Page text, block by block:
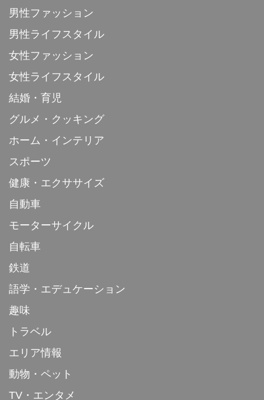
男性ファッション
男性ライフスタイル
女性ファッション
女性ライフスタイル
結婚・育児
グルメ・クッキング
ホーム・インテリア
スポーツ
健康・エクササイズ
自動車
モーターサイクル
自転車
鉄道
語学・エデュケーション
趣味
トラベル
エリア情報
動物・ペット
TV・エンタメ